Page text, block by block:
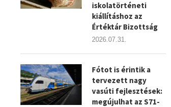
iskolatörténeti
kiállításhoz az
Értéktár Bizottság
2026.07.31.
Fótot is érintik a
tervezett nagy
vasúti fejlesztések:
megújulhat az S71-